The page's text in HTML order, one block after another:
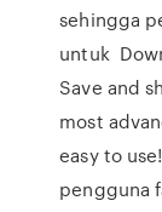
sehingga
untuk
Save and
most
easy to
pengguna